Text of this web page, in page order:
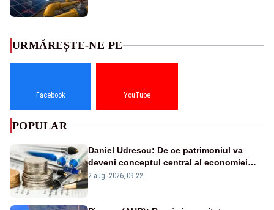
URMĂREȘTE-NE PE
Facebook YouTube
POPULAR
Daniel Udrescu: De ce patrimoniul va
deveni conceptul central al economiei
viitoare?
2 aug. 2026, 09:22